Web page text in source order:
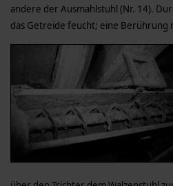
andere der Ausmahlstuhl (Nr. 14).
das Getreide feucht; eine Berührung